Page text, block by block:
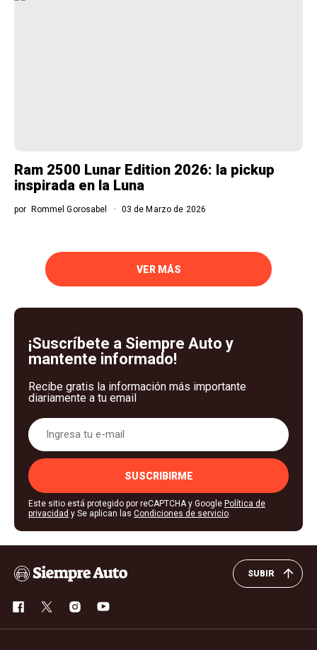
Ram 2500 Lunar Edition 2026: la pickup
inspirada en la Luna
por Rommel Gorosabel 03 de Marzo de 2026
VER MÁS
¡Suscríbete a Siempre Auto y
mantente informado!
Recibe gratis la información más importante
diariamente a tu email
SUSCRIBIRME
Este sitio está protegido por reCAPTCHA y Google Política de
privacidad y Se aplican las Condiciones de servicio.
SUBIR